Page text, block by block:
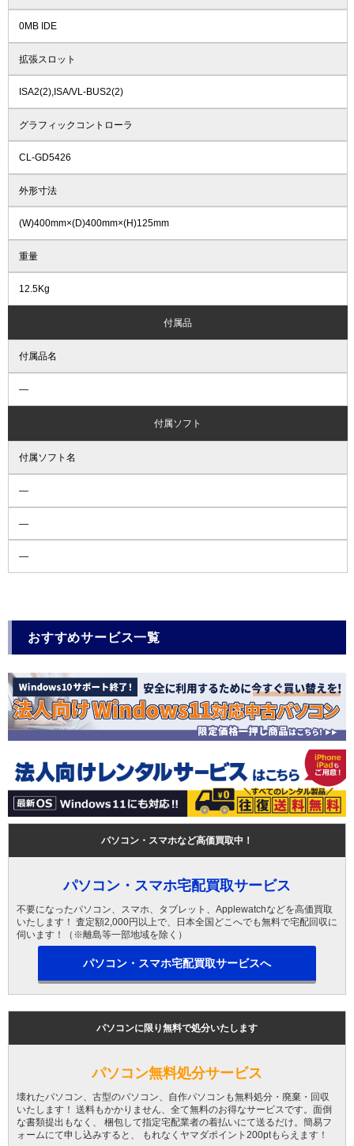
0MB IDE
拡張スロット
ISA2(2),ISA/VL-BUS2(2)
グラフィックコントローラ
CL-GD5426
外形寸法
(W)400mm×(D)400mm×(H)125mm
重量
12.5Kg
付属品
付属品名
―
付属ソフト
付属ソフト名
―
―
―
おすすめサービス一覧
パソコン・スマホなど高価買取中！
パソコン・スマホ宅配買取サービス
不要になったパソコン、スマホ、タブレット、Applewatchなどを高価買取
いたします！ 査定額2,000円以上で、日本全国どこへでも無料で宅配回収に
伺います！（※離島等一部地域を除く）
パソコン・スマホ宅配買取サービスへ
パソコンに限り無料で処分いたします
パソコン無料処分サービス
壊れたパソコン、古型のパソコン、自作パソコンも無料処分・廃棄・回収
いたします！ 送料もかかりません、全て無料のお得なサービスです。面倒
な書類提出もなく、 梱包して指定宅配業者の着払いにて送るだけ。簡易フ
ォームにて申し込みすると、 もれなくヤマダポイント200ptもらえます！